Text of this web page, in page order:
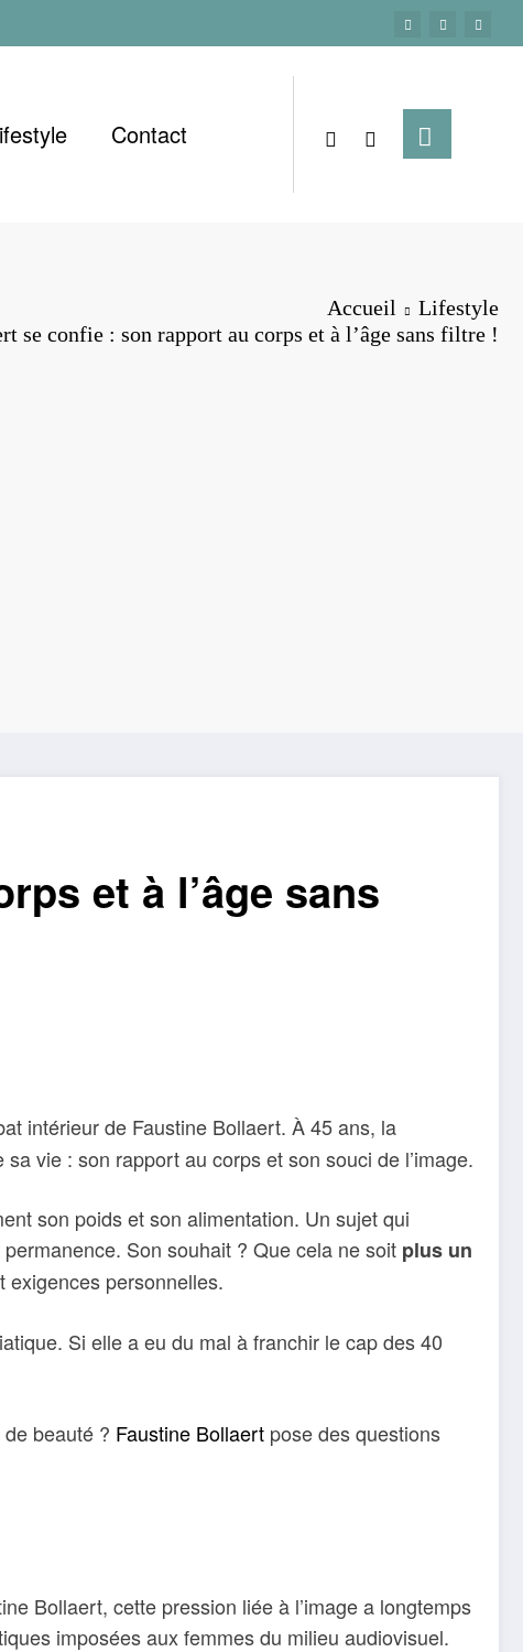
Contact
Accueil
Lifestyle
se confie : son rapport au corps et à l’âge sans filtre !
et à l’âge sans
intérieur de Faustine Bollaert. À 45 ans, la
vie : son rapport au corps et son souci de l’image.
son poids et son alimentation. Un sujet qui
Son souhait ? Que cela ne soit plus un
exigences personnelles.
Si elle a eu du mal à franchir le cap des 40
beauté ? Faustine Bollaert pose des questions
Bollaert, cette pression liée à l’image a longtemps
imposées aux femmes du milieu audiovisuel.